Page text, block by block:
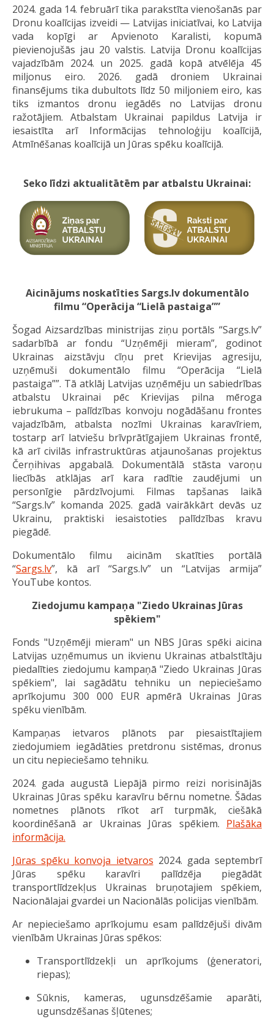
2024. gada 14. februārī tika parakstīta vienošanās par
Dronu koalīcijas izveidi — Latvijas iniciatīvai, ko Latvija
vada kopīgi ar Apvienoto Karalisti, kopumā
pievienojušās jau 20 valstis. Latvija Dronu koalīcijas
vajadzībām 2024. un 2025. gadā kopā atvēlēja 45
miljonus eiro. 2026. gadā droniem Ukrainai
finansējums tika dubultots līdz 50 miljoniem eiro, kas
tiks izmantos dronu iegādēs no Latvijas dronu
ražotājiem. Atbalstam Ukrainai papildus Latvija ir
iesaistīta arī Informācijas tehnoloģiju koalīcijā,
Atmīnēšanas koalīcijā un Jūras spēku koalīcijā.
Seko līdzi aktualitātēm par atbalstu Ukrainai:
Aicinājums noskatīties Sargs.lv dokumentālo
filmu “Operācija “Lielā pastaiga””
Šogad Aizsardzības ministrijas ziņu portāls “Sargs.lv”
sadarbībā ar fondu “Uzņēmēji mieram”, godinot
Ukrainas aizstāvju cīņu pret Krievijas agresiju,
uzņēmuši dokumentālo filmu “Operācija “Lielā
pastaiga””. Tā atklāj Latvijas uzņēmēju un sabiedrības
atbalstu Ukrainai pēc Krievijas pilna mēroga
iebrukuma – palīdzības konvoju nogādāšanu frontes
vajadzībām, atbalsta nozīmi Ukrainas karavīriem,
tostarp arī latviešu brīvprātīgajiem Ukrainas frontē,
kā arī civilās infrastruktūras atjaunošanas projektus
Čerņihivas apgabalā. Dokumentālā stāsta varoņu
liecībās atklājas arī kara radītie zaudējumi un
personīgie pārdzīvojumi. Filmas tapšanas laikā
“Sargs.lv” komanda 2025. gadā vairākkārt devās uz
Ukrainu, praktiski iesaistoties palīdzības kravu
piegādē.
Dokumentālo filmu aicinām skatīties portālā
“Sargs.lv”, kā arī “Sargs.lv” un “Latvijas armija”
YouTube kontos.
Ziedojumu kampaņa "Ziedo Ukrainas Jūras
spēkiem"
Fonds "Uzņēmēji mieram" un NBS Jūras spēki aicina
Latvijas uzņēmumus un ikvienu Ukrainas atbalstītāju
piedalīties ziedojumu kampaņā "Ziedo Ukrainas Jūras
spēkiem", lai sagādātu tehniku un nepieciešamo
aprīkojumu 300 000 EUR apmērā Ukrainas Jūras
spēku vienībām.
Kampaņas ietvaros plānots par piesaistītajiem
ziedojumiem iegādāties pretdronu sistēmas, dronus
un citu nepieciešamo tehniku.
2024. gada augustā Liepājā pirmo reizi norisinājās
Ukrainas Jūras spēku karavīru bērnu nometne. Šādas
nometnes plānots rīkot arī turpmāk, ciešākā
koordinēšanā ar Ukrainas Jūras spēkiem. Plašāka
informācija.
Jūras spēku konvoja ietvaros 2024. gada septembrī
Jūras spēku karavīri palīdzēja piegādāt
transportlīdzekļus Ukrainas bruņotajiem spēkiem,
Nacionālajai gvardei un Nacionālās policijas vienībām.
Ar nepieciešamo aprīkojumu esam palīdzējuši divām
vienībām Ukrainas Jūras spēkos:
Transportlīdzekļi un aprīkojums (ģeneratori,
riepas);
Sūknis, kameras, ugunsdzēšamie aparāti,
ugunsdzēšanas šļūtenes;